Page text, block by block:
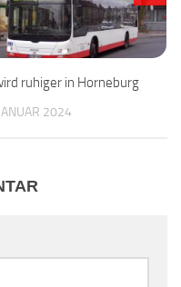
ruhiger in Horneburg
2024